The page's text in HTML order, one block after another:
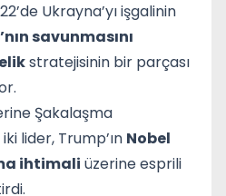
Ukrayna’yı işgalinin
savunmasını
stratejisinin bir parçası
Şakalaşma
lider, Trump’ın Nobel
ihtimali üzerine esprili